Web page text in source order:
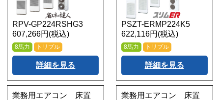
RPV-GP224RSHG3
607,266円(税込)
8馬力 トリプル
詳細を見る
PSZT-ERMP224K5
622,116円(税込)
8馬力 トリプル
詳細を見る
業務用エアコン 床置
業務用エアコン 床置